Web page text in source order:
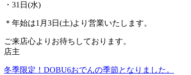
・31日(水)
＊年始は1月3日(土)より営業いたします。
ご来店心よりお待ちしております。
店主
冬季限定！DOBU6おでんの季節となりました。